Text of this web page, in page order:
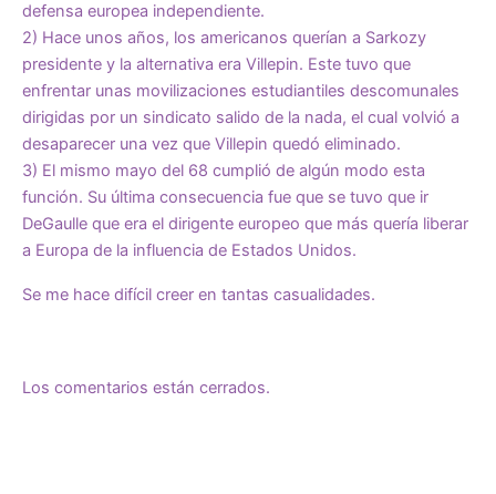
defensa europea independiente.
2) Hace unos años, los americanos querían a Sarkozy
presidente y la alternativa era Villepin. Este tuvo que
enfrentar unas movilizaciones estudiantiles descomunales
dirigidas por un sindicato salido de la nada, el cual volvió a
desaparecer una vez que Villepin quedó eliminado.
3) El mismo mayo del 68 cumplió de algún modo esta
función. Su última consecuencia fue que se tuvo que ir
DeGaulle que era el dirigente europeo que más quería liberar
a Europa de la influencia de Estados Unidos.
Se me hace difícil creer en tantas casualidades.
Los comentarios están cerrados.